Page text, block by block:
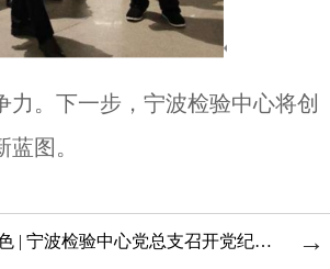
。下一步，宁波检验中心将创
图。
严守党纪 永葆本色 | 宁波检验中心党总支召开党纪学习教育工作启动部署会 →